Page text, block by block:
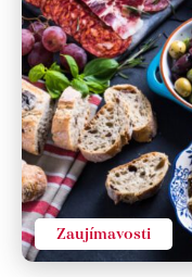
Zaujímavosti